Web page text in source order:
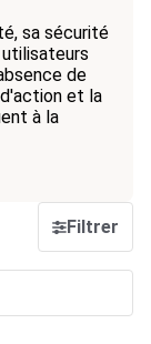
sa sécurité
de
et la
à la
Filtrer